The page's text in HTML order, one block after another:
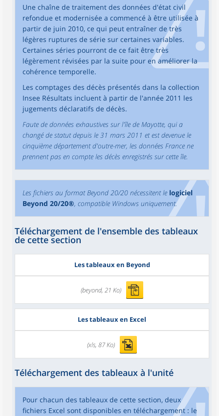
Une chaîne de traitement des données d'état civil
refondue et modernisée a commencé à être utilisée à
partir de juin 2010, ce qui peut entraîner de très
légères ruptures de série sur certaines variables.
Certaines séries pourront de ce fait être très
légèrement révisées par la suite pour en améliorer la
cohérence temporelle.
Les comptages des décès présentés dans la collection
Insee Résultats incluent à partir de l'année 2011 les
jugements déclaratifs de décès.
Faute de données exhaustives sur l'île de Mayotte, qui a
changé de statut depuis le 31 mars 2011 et est devenue le
cinquième département d'outre-mer, les données France ne
prennent pas en compte les décès enregistrés sur cette île.
Les fichiers au format Beyond 20/20 nécessitent le logiciel
Beyond 20/20®, compatible Windows uniquement.
Téléchargement de l'ensemble des tableaux
de cette section
Les tableaux en Beyond
(beyond, 21 Ko)
Les tableaux en Excel
(xls, 87 Ko)
Téléchargement des tableaux à l'unité
Pour chacun des tableaux de cette section, deux
fichiers Excel sont disponibles en téléchargement : le